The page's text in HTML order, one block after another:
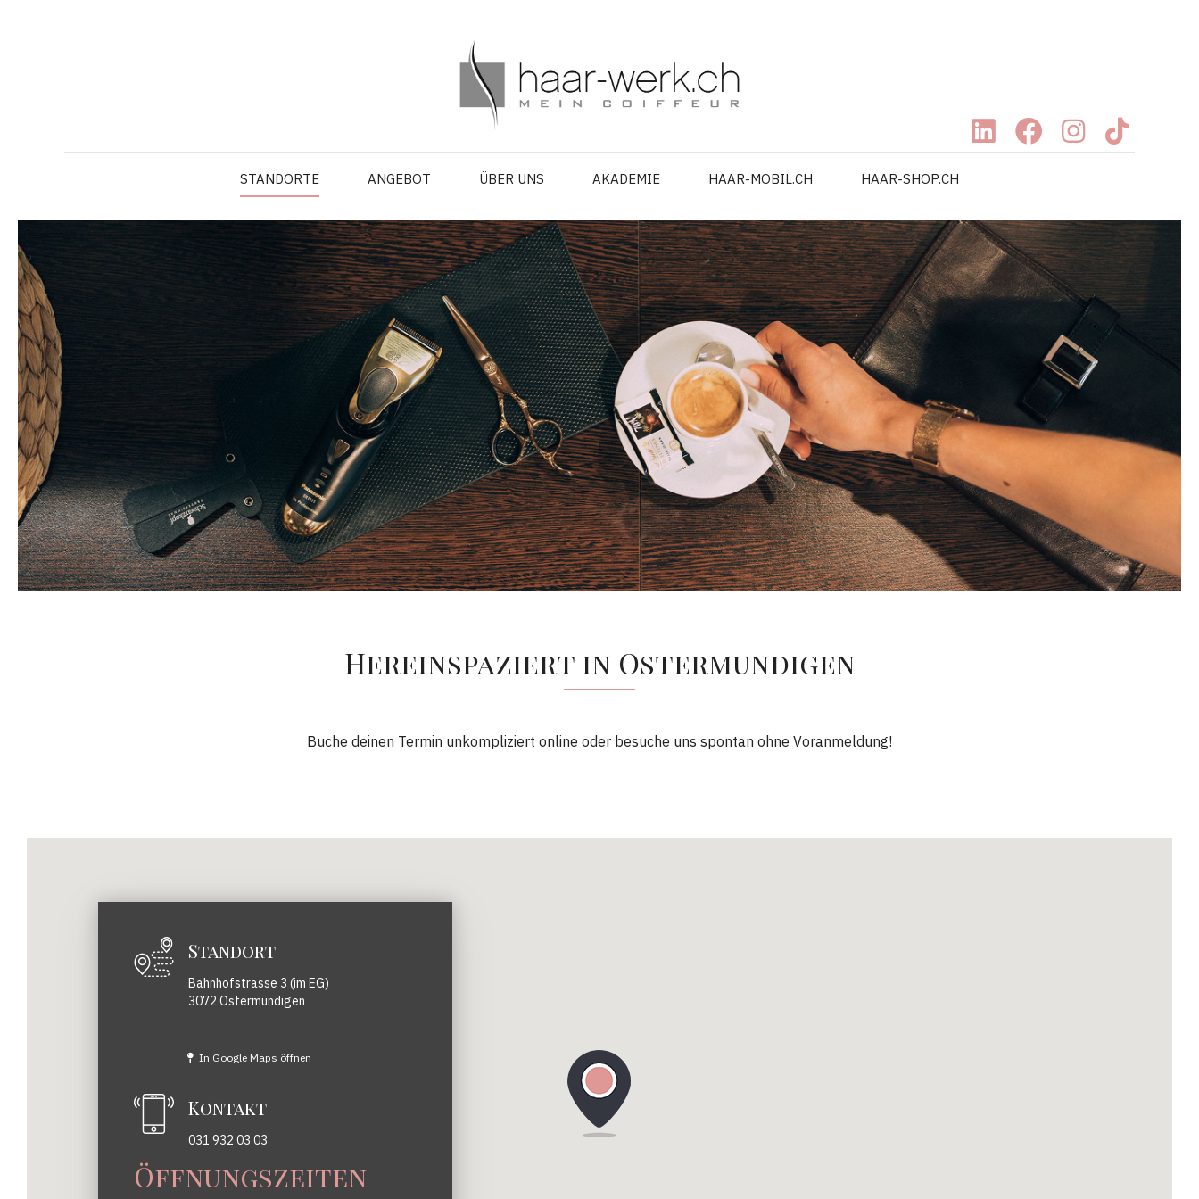
STANDORTE ANGEBOT ÜBER UNS AKADEMIE HAAR-MOBIL.CH HAAR-SHOP.CH
Hereinspaziert in Ostermundigen
Buche deinen Termin unkompliziert online oder besuche uns spontan ohne Voranmeldung!
Standort
Bahnhofstrasse 3 (im EG)
3072 Ostermundigen
In Google Maps öffnen
Kontakt
031 932 03 03
Öffnungszeiten